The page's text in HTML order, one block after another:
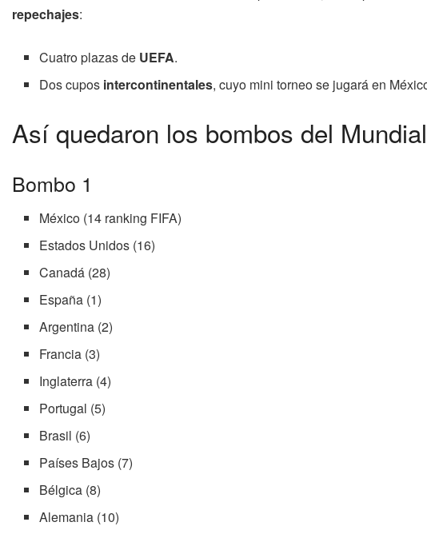
repechajes:
Cuatro plazas de UEFA.
Dos cupos intercontinentales, cuyo mini torneo se jugará en
Así quedaron los bombos del
Bombo 1
México (14 ranking FIFA)
Estados Unidos (16)
Canadá (28)
España (1)
Argentina (2)
Francia (3)
Inglaterra (4)
Portugal (5)
Brasil (6)
Países Bajos (7)
Bélgica (8)
Alemania (10)